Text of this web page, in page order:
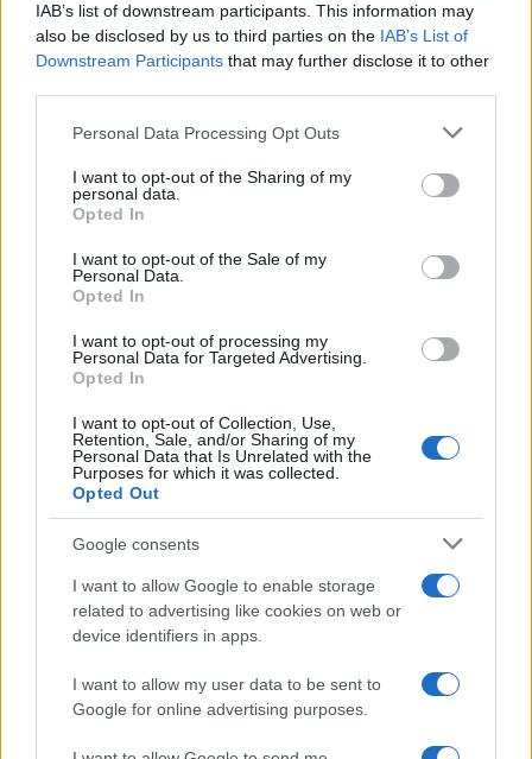
IAB’s list of downstream participants. This information may
also be disclosed by us to third parties on the IAB’s List of
Downstream Participants that may further disclose it to other
Please note that this website/app uses one or more Google
not limited to your visit or usage behaviour. You may click to
grant or deny consent to Google and its third-party tags to
use your data for below specified purposes in below Google
consent section.
Personal Data Processing Opt Outs
I want to opt-out of the Sharing of my
personal data.
Opted In
I want to opt-out of the Sale of my
Personal Data.
Opted In
I want to opt-out of processing my
Personal Data for Targeted Advertising.
Opted In
I want to opt-out of Collection, Use,
Retention, Sale, and/or Sharing of my
Personal Data that Is Unrelated with the
Purposes for which it was collected.
Opted Out
Google consents
I want to allow Google to enable storage
related to advertising like cookies on web or
device identifiers in apps.
I want to allow my user data to be sent to
Google for online advertising purposes.
07/08/2025 - 10:20
θα αντιμετωπίζονται οι
ευνοϊκές διατάξεις
10/04/2025 - 09:31
ΕΦΚΑ: Ρύθμιση 72-120 δόσεων
07/04/2025 - 19:20
Μισθοί σε ιδιωτικό και δημόσιο:
Πότε αυξάνονται